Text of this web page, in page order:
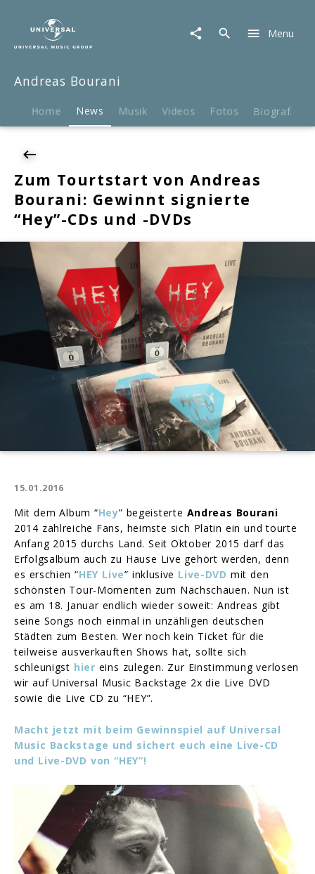
News
Zum
Andreas
Gewinnt
"Hey"-
CDs
und
DVDs
Menu
Andreas Bourani
Home News Musik Videos Fotos Biografie
Zum Tourtstart von Andreas
Bourani: Gewinnt signierte
“Hey”-CDs und -DVDs
15.01.2016
Mit dem Album “Hey” begeisterte Andreas Bourani
2014 zahlreiche Fans, heimste sich Platin ein und tourte
Anfang 2015 durchs Land. Seit Oktober 2015 darf das
Erfolgsalbum auch zu Hause Live gehört werden, denn
es erschien “HEY Live” inklusive Live-DVD mit den
schönsten Tour-Momenten zum Nachschauen. Nun ist
es am 18. Januar endlich wieder soweit: Andreas gibt
seine Songs noch einmal in unzähligen deutschen
Städten zum Besten. Wer noch kein Ticket für die
teilweise ausverkauften Shows hat, sollte sich
schleunigst hier eins zulegen. Zur Einstimmung verlosen
wir auf Universal Music Backstage 2x die Live DVD
sowie die Live CD zu “HEY”.
Macht jetzt mit beim Gewinnspiel auf Universal
Music Backstage und sichert euch eine Live-CD
und Live-DVD von “HEY”!